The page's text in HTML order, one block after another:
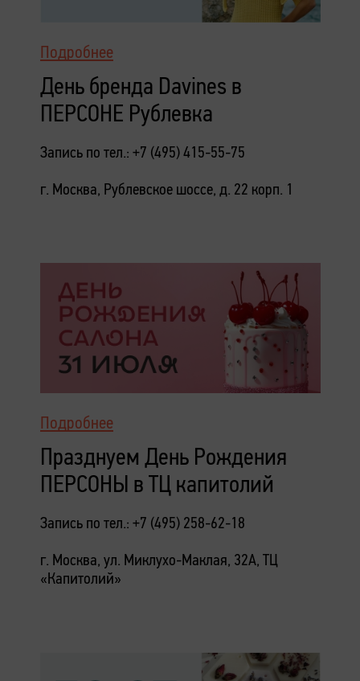
Подробнее
День бренда Davines в
ПЕРСОНЕ Рублевка
Запись по тел.: +7 (495) 415-55-75
г. Москва, Рублевское шоссе, д. 22 корп. 1
Подробнее
Празднуем День Рождения
ПЕРСОНЫ в ТЦ капитолий
Запись по тел.: +7 (495) 258-62-18
г. Москва, ул. Миклухо-Маклая, 32А, ТЦ
«Капитолий»